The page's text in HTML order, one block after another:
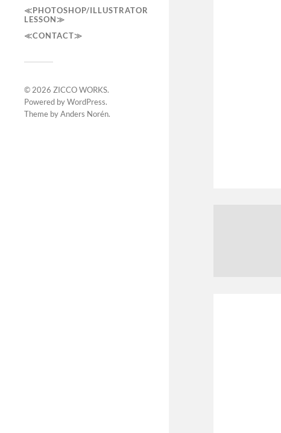
≪PHOTOSHOP/ILLUSTRATOR
LESSON≫
≪CONTACT≫
© 2026 ZICCO WORKS.
Powered byWordPress.
Theme byAnders Norén.